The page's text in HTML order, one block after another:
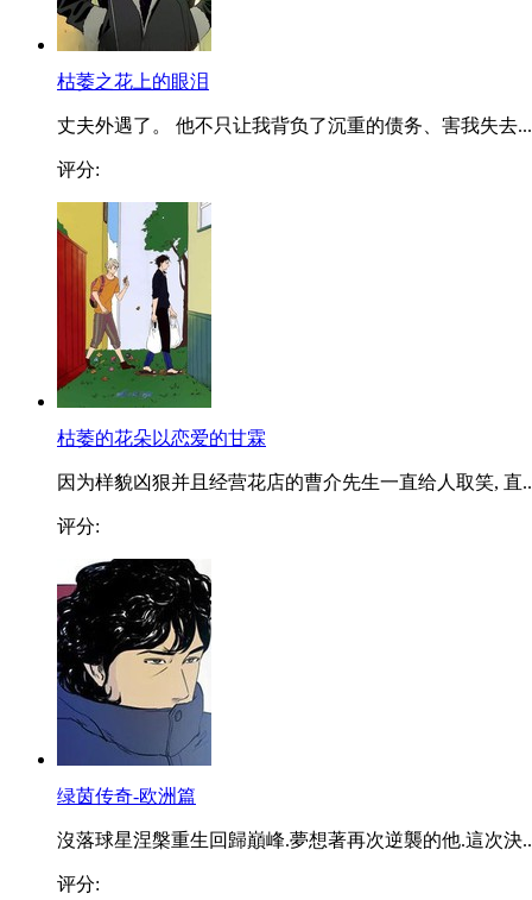
枯萎之花上的眼泪
丈夫外遇了。 他不只让我背负了沉重的债务、害我失去...
评分:
枯萎的花朵以恋爱的甘霖
因为样貌凶狠并且经营花店的曹介先生一直给人取笑, 直
评分:
绿茵传奇-欧洲篇
沒落球星涅槃重生回歸巔峰.夢想著再次逆襲的他.這次決
评分: